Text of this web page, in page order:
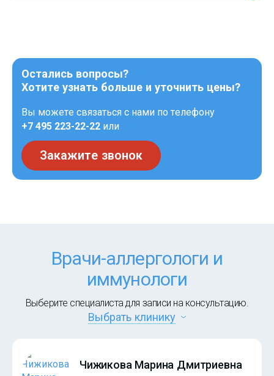
Остались вопросы?
Хотите узнать больше и уточнить цены?
Вы можете связаться с нами по телефону
+7 495 223-22-22 или
Закажите звонок
Врачи-аллергологи и
иммунологи
Выберите специалиста для записи на консультацию.
Выбрать клинику
Чижикова Марина Дмитриевна